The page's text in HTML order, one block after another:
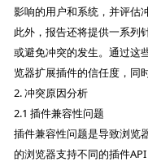
影响的用户和系统，并评估
此外，报告还将提供一系列
或避免冲突的发生。通过这
览器扩展插件的信任度，同
2. 冲突原因分析
2.1 插件兼容性问题
插件兼容性问题是导致浏览
的浏览器支持不同的插件